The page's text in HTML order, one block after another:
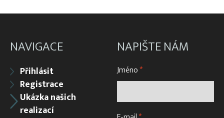
NAVIGACE
Přihlásit
Registrace
Ukázka našich
realizací
NAPIŠTE NÁM
Jméno*